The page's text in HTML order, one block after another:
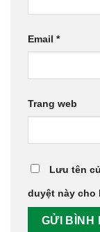
Email *
Trang web
Lưu tên
duyệt này cho